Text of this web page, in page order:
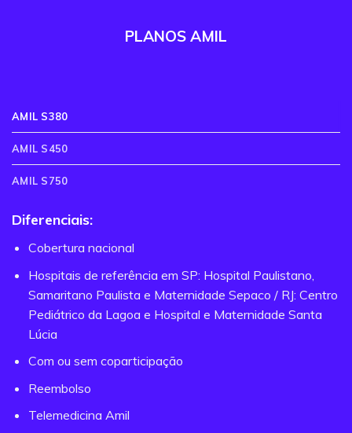
PLANOS AMIL
AMIL S380
AMIL S450
AMIL S750
Diferenciais:
Cobertura nacional
Hospitais de referência em SP: Hospital Paulistano,
Samaritano Paulista e Maternidade Sepaco / RJ: Centro
Pediátrico da Lagoa e Hospital e Maternidade Santa
Lúcia
Com ou sem coparticipação
Reembolso
Telemedicina Amil